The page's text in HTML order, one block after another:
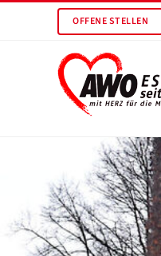
OFFENE STELLEN